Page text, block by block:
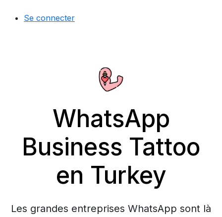
Se connecter
WhatsApp
Business Tattoo
en Turkey
Les grandes entreprises WhatsApp sont là